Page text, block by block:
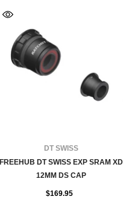
FOURNISSEUR:DT SWISS
FREEHUB DT SWISS EXP SRAM XD
12MM DS CAP
$169.95